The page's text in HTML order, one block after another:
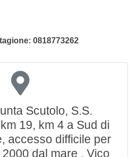
0818773262
Scutolo, S.S.
19, km 4 a Sud di
accesso difficile per
dal mare , Vico